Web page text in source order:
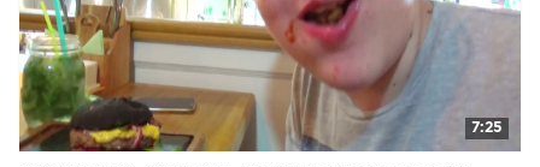
7:25